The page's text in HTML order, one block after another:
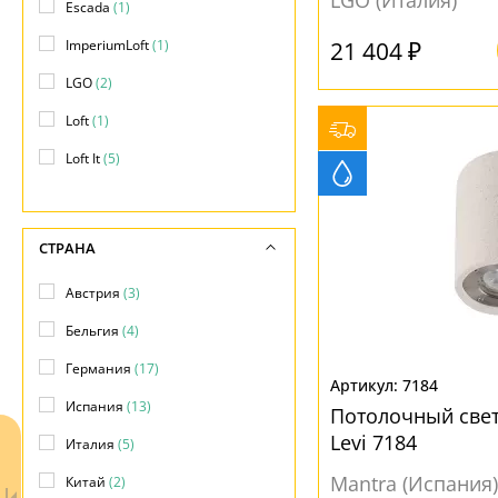
21 404 ₽
7184
Потолочный
Levi 7184
Mantra (Испания)
НАПРАВЛЕНИЕ
Вниз(29)
Без плафона
Бетон
Металл
(2)
Ткань
(3)
Дерево(2)
Металл(22)
Цемент
Escada (1)
ImperiumLoft(1)
LGO(2)
Loft(1)
Loft It(5)
Mantra(8)
СТРАНА
Австрия (3)
Бельгия (4)
Германия (17)
Испания (13)
Италия (5)
Китай (2)